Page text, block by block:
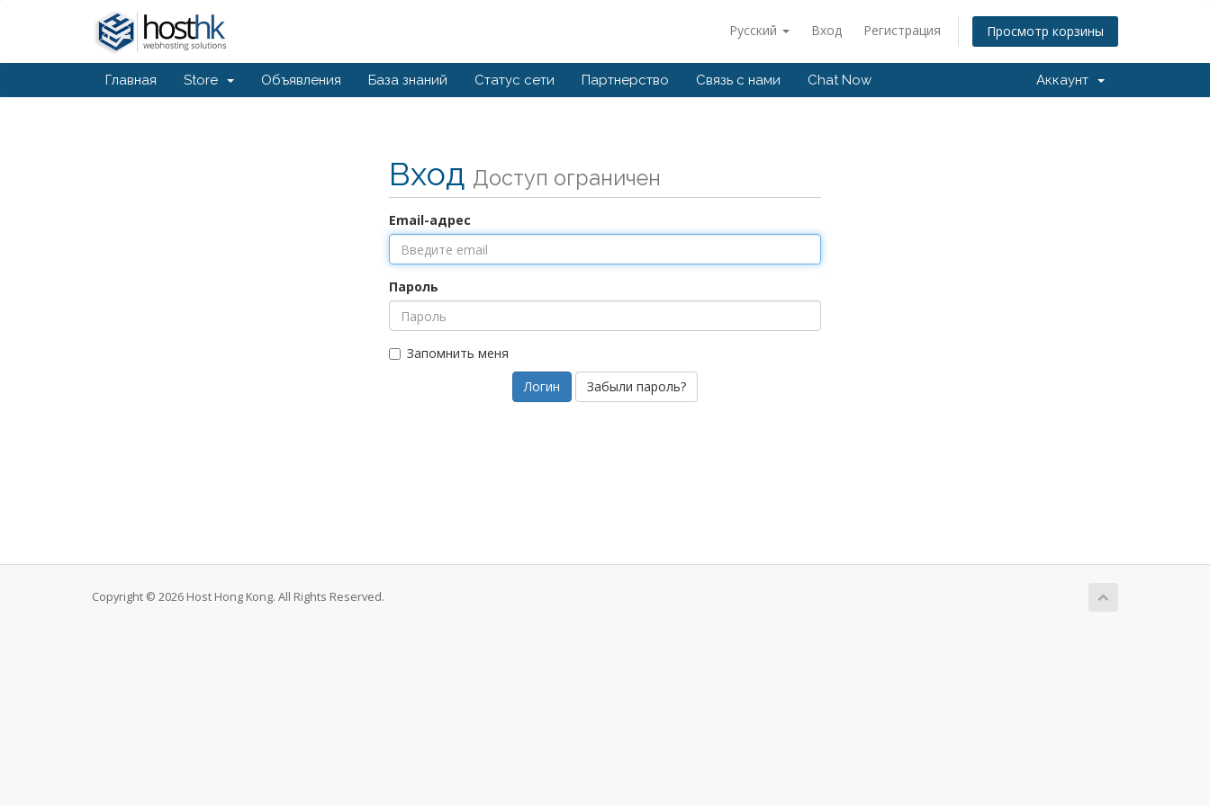
Русский Вход Регистрация Просмотр корзины
Главная Store Объявления База знаний Статус сети Партнерство Связь с нами Chat Now Аккаунт
Вход Доступ ограничен
Email-адрес
Пароль
Запомнить меня
Забыли пароль?
Copyright © 2026 Host Hong Kong. All Rights Reserved.